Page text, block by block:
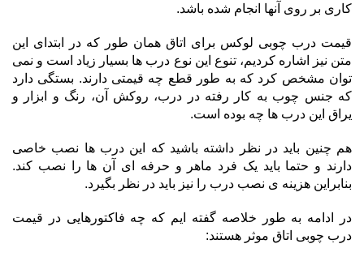
کاری بر روی آنها انجام شده باشد.
قیمت درب چوبی لوکس برای اتاق همان طور که در ابتدای این
متن نیز اشاره کردیم، تنوع این نوع درب ها بسیار زیاد است و نمی
توان مشخص کرد که به طور قطع چه قیمتی دارند. بستگی دارد
که جنس چوب به کار رفته در درب، روکش آن، رنگ و ابزار و
یراق این درب ها چه بوده است.
هم چنین باید در نظر داشته باشید که این درب ها نصب خاصی
دارند و حتما باید یک فرد ماهر و حرفه ای آن ها را نصب کند.
بنابراین هزینه ی نصب درب را نیز باید در نظر بگیرد.
در ادامه به طور خلاصه گفته ایم که چه فاکتورهایی در قیمت
درب چوبی اتاق موثر هستند: